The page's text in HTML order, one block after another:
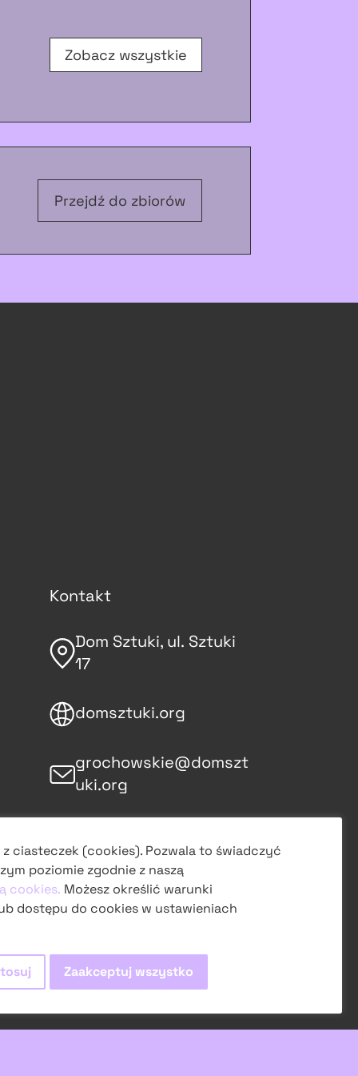
Zobacz wszystkie
Przejdź do zbiorów
Kontakt
Dom Sztuki, ul. Sztuki
17
domsztuki.org
grochowskie@domszt
uki.org
na Instagramie
obserwuj
ciasteczek (cookies). Pozwala to świadczyć
poziomie zgodnie z naszą
cookies. Możesz określić warunki
dostępu do cookies w ustawieniach
Zaakceptuj wszystko